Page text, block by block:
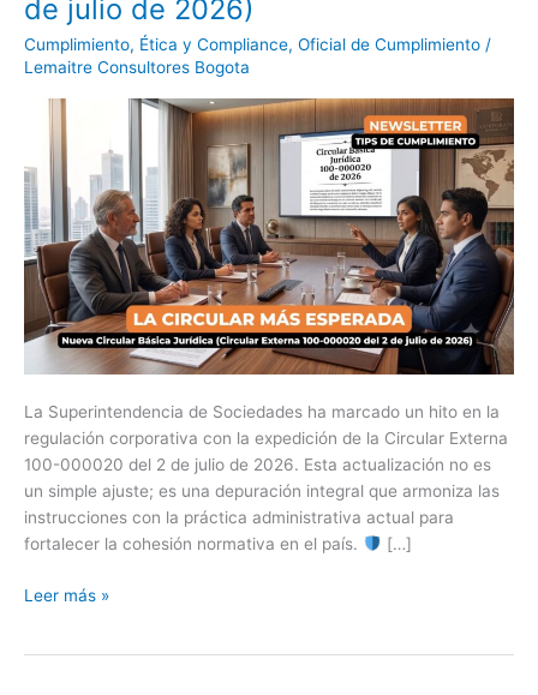
de julio de 2026)
Cumplimiento, Ética y Compliance, Oficial de Cumplimiento /
Lemaitre Consultores Bogota
La Superintendencia de Sociedades ha marcado un hito en la
regulación corporativa con la expedición de la Circular Externa
100-000020 del 2 de julio de 2026. Esta actualización no es
un simple ajuste; es una depuración integral que armoniza las
instrucciones con la práctica administrativa actual para
fortalecer la cohesión normativa en el país.
[…]
Jurídica
(Circular
Externa
2
de
julio
de
2026)
Leer más »